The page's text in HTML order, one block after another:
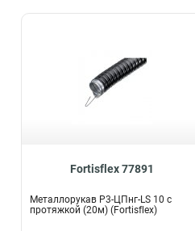
Fortisflex 77891
Металлорукав Р3-ЦПнг-LS 10 с
протяжкой (20м) (Fortisflex)